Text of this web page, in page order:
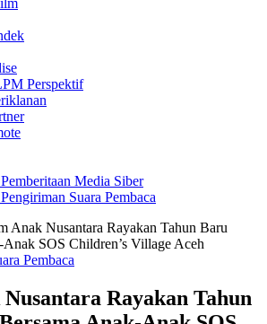
Perspektif
Media Siber
Suara Pembaca
Anak Nusantara Rayakan Tahun Baru
SOS Children’s Village Aceh
Pembaca
Rayakan Tahun